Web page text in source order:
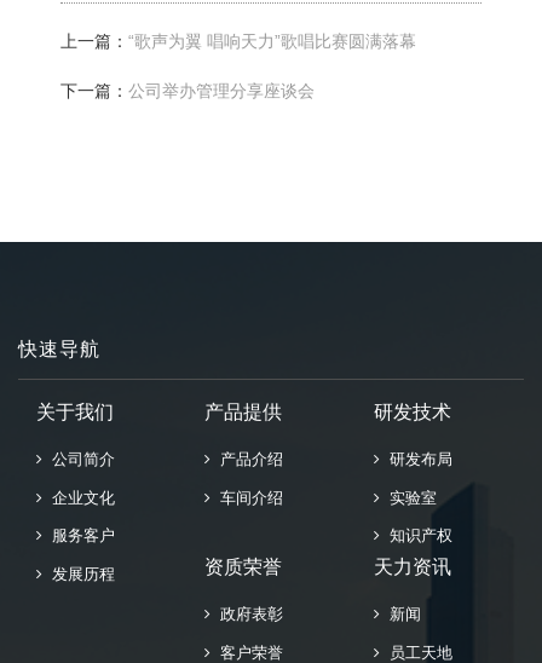
上一篇： “歌声为翼 唱响天力”歌唱比赛圆满落幕
下一篇： 公司举办管理分享座谈会
快速导航
关于我们
公司简介
企业文化
服务客户
发展历程
产品提供
产品介绍
车间介绍
研发技术
研发布局
实验室
知识产权
资质荣誉
政府表彰
客户荣誉
天力资讯
新闻
员工天地